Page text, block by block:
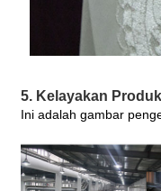
5. Kelayakan Produk
Ini adalah gambar